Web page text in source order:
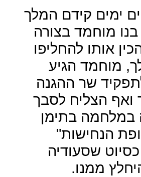
ימים קידם המלך
מוחמד בצורה
אותו להחליפו
מוחמד הגיע
שר ההגנה
ואף הצליח לסבך
במלחמה בתימן
הנחישות"
שסעודיה
ממנו.